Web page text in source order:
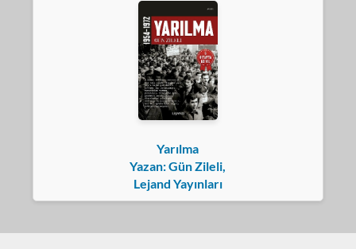
Yarılma
Yazan: Gün Zileli,
Lejand Yayınları